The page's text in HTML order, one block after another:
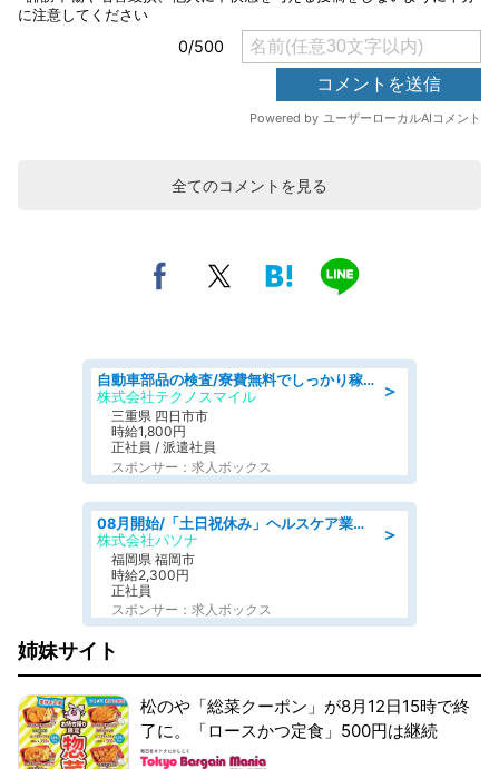
全てのコメントを見る
＞
自動車部品の検査/寮費無料でしっかり稼げる denso aichi
株式会社テクノスマイル
三重県 四日市市
時給1,800円
正社員 / 派遣社員
スポンサー：求人ボックス
＞
08月開始/「土日祝休み」ヘルスケア業界の産業保健師/高時給/未経験OK/要資格:保健師、正看護師
株式会社パソナ
福岡県 福岡市
時給2,300円
正社員
スポンサー：求人ボックス
姉妹サイト
松のや「総菜クーポン」が8月12日15時で終
了に。「ロースかつ定食」500円は継続